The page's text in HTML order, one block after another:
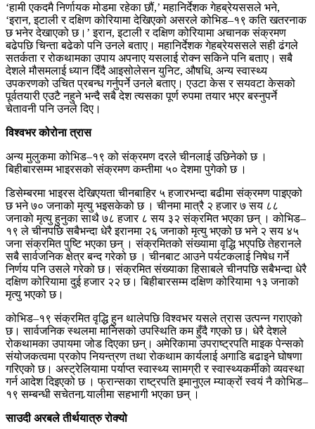
‘हामी एकदमै निर्णायक मोडमा रहेका छौं,’ महानिर्देशक गेहब्रेयससले भने,
‘इरान, इटाली र दक्षिण कोरियामा देखिएको असरले कोभिड–१९ कति खतरनाक
छ भनेर देखाएको छ।’ इरान, इटाली र दक्षिण कोरियामा अचानक संक्रमण
बढेपछि चिन्ता बढेको पनि उनले बताए। महानिर्देशक गेहब्रेयससले सही ढंगले
सतर्कता र रोकथामका उपाय अपनाए यसलाई रोक्न सकिने पनि बताए। सबै
देशले मौसमलाई ध्यान दिँदै आइसोलेसन युनिट, औषधि, अन्य स्वास्थ्य
उपकरणको उचित प्रबन्ध गर्नुपर्ने उनले बताए। एउटा केस र सयवटा केसको
पूर्वतयारी एउटै नहुने भन्दै सबै देश त्यसका पूर्ण रुपमा तयार भएर बस्नुपर्ने
चेतावनी पनि उनले दिए।
विश्वभर कोरोना त्रास
अन्य मुलुकमा कोभिड–१९ को संक्रमण दरले चीनलाई उछिनेको छ ।
बिहीबारसम्म भाइरसको संक्रमण कम्तीमा ५० देशमा पुगेको छ ।
डिसेम्बरमा भाइरस देखिएयता चीनबाहिर ५ हजारभन्दा बढीमा संक्रमण पाइएको
छ भने ७० जनाको मृत्यु भइसकेको छ । चीनमा मात्रै २ हजार ७ सय ८८
जनाको मृत्यु हुनुका साथै ७८ हजार ८ सय ३२ संक्रमित भएका छन् । कोभिड–
१९ ले चीनपछि सबैभन्दा धेरै इरानमा २६ जनाको मृत्यु भएको छ भने २ सय ४५
जना संक्रमित पुष्टि भएका छन् । संक्रमितको संख्यामा वृद्धि भएपछि तेहरानले
सबै सार्वजनिक क्षेत्र बन्द गरेको छ । चीनबाट आउने पर्यटकलाई निषेध गर्ने
निर्णय पनि उसले गरेको छ। संक्रमित संख्याका हिसाबले चीनपछि सबैभन्दा धेरै
दक्षिण कोरियामा दुई हजार २२ छ। बिहीबारसम्म दक्षिण कोरियामा १३ जनाको
मृत्यु भएको छ।
कोभिड–१९ संक्रमित वृद्धि हुन थालेपछि विश्वभर यसले त्रास उत्पन्न गराएको
छ। सार्वजनिक स्थलमा मानिसको उपस्थिति कम हुँदै गएको छ। धेरै देशले
रोकथामका उपायमा जोड दिएका छन्। अमेरिकामा उपराष्ट्रपति माइक पेन्सको
संयोजकत्वमा प्रकोप नियन्त्रण तथा रोकथाम कार्यलाई अगाडि बढाइने घोषणा
गरिएको छ। अस्ट्रेलियामा पर्याप्त स्वास्थ्य सामग्री र स्वास्थ्यकर्मीको व्यवस्था
गर्न आदेश दिइएको छ । फ्रान्सका राष्ट्रपति इमानुएल म्याक्रों स्वयं नै कोभिड–
१९ सम्बन्धी सचेतना र्‍यालीमा सहभागी भएका छन् ।
साउदी अरबले तीर्थयात्रु रोक्यो